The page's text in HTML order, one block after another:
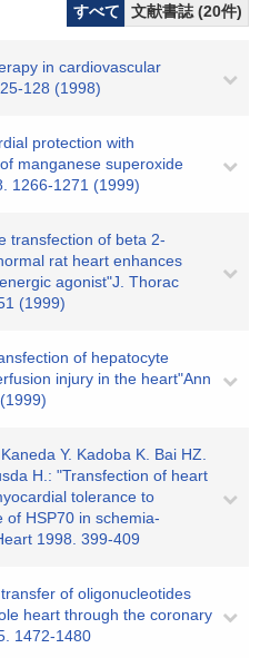
すべて
文献書誌 (20件)
in cardiovascular
128 (1998)
protection with
manganese superoxide
1266-1271 (1999)
transfection of beta 2-
rat heart enhances
agonist"J. Thorac
(1999)
of hepatocyte
injury in the heart"Ann
Y. Kadoba K. Bai HZ.
H.: "Transfection of heart
tolerance to
of HSP70 in schemia-
1998. 399-409
of oligonucleotides
heart through the coronary
1472-1480